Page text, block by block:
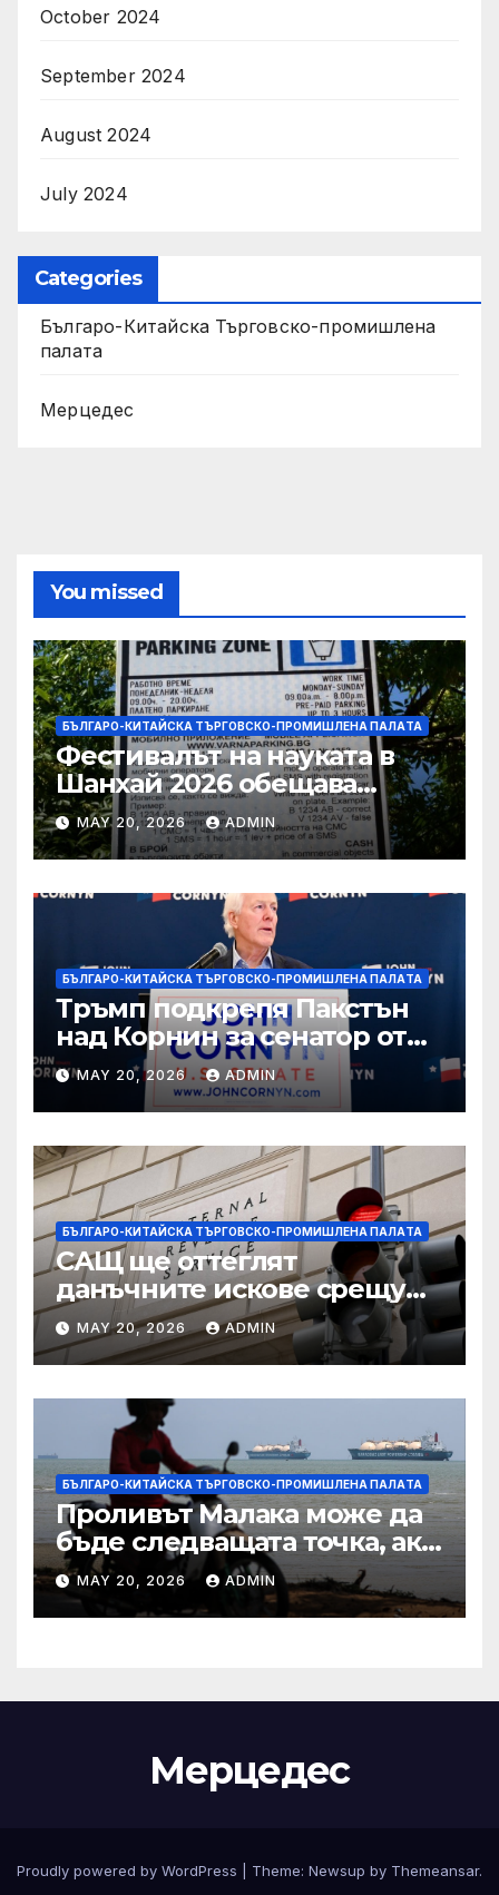
October 2024
September 2024
August 2024
July 2024
Categories
Българо-Китайска Търговско-промишлена
палaта
Мерцедес
You missed
БЪЛГАРО-КИТАЙСКА ТЪРГОВСКО-ПРОМИШЛЕНА ПАЛAТА
Фестивалът на науката в
Шанхай 2026 обещава
вълнуващи научно-
технологични иновации
MAY 20, 2026 ADMIN
БЪЛГАРО-КИТАЙСКА ТЪРГОВСКО-ПРОМИШЛЕНА ПАЛAТА
Тръмп подкрепя Пакстън
над Корнин за сенатор от
Тексас в шокираща
подкрепа
MAY 20, 2026 ADMIN
БЪЛГАРО-КИТАЙСКА ТЪРГОВСКО-ПРОМИШЛЕНА ПАЛAТА
САЩ ще оттеглят
данъчните искове срещу
Тръмп „завинаги“ в
сделката за съдебно дело с
IRS
MAY 20, 2026 ADMIN
БЪЛГАРО-КИТАЙСКА ТЪРГОВСКО-ПРОМИШЛЕНА ПАЛAТА
Проливът Малака може да
бъде следващата точка, ако
Азия не внимава
MAY 20, 2026 ADMIN
Мерцедес
Proudly powered by WordPress Theme: Newsup by Themeansar.